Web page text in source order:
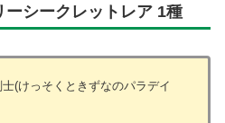
ーシークレットレア 1種
士(けっそくときずなのパラデイ